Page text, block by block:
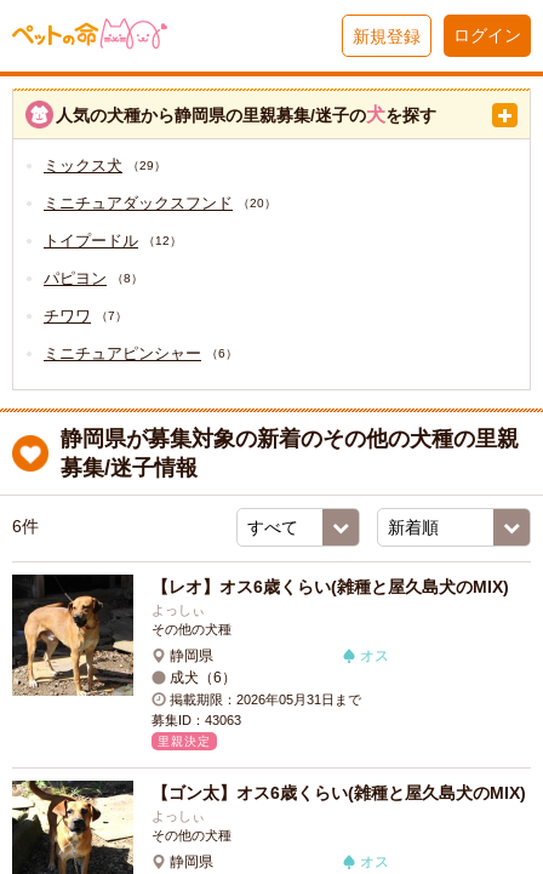
新規登録 ログイン
人気の犬種から静岡県の里親募集/迷子の犬を探す
ミックス犬 （29）
ミニチュアダックスフンド （20）
トイプードル （12）
パピヨン （8）
チワワ （7）
ミニチュアピンシャー （6）
静岡県が募集対象の新着のその他の犬種の里親
募集/迷子情報
6件
【レオ】オス6歳くらい(雑種と屋久島犬のMIX)
よっしぃ
その他の犬種
静岡県
オス
成犬（6）
掲載期限：2026年05月31日まで
募集ID：43063
里親決定
【ゴン太】オス6歳くらい(雑種と屋久島犬のMIX)
よっしぃ
その他の犬種
静岡県
オス